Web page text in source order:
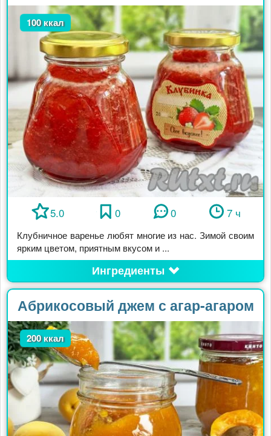
100 ккал
5.0 0 0 7 ч
Клубничное варенье любят многие из нас. Зимой своим
ярким цветом, приятным вкусом и ...
Ингредиенты
Абрикосовый джем с агар-агаром
200 ккал